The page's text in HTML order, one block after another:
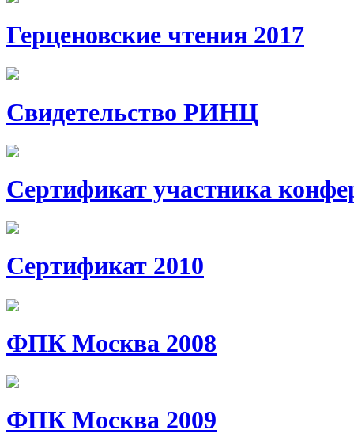
Герценовские чтения 2017
Свидетельство РИНЦ
Сертификат участника
Сертификат 2010
ФПК Москва 2008
ФПК Москва 2009